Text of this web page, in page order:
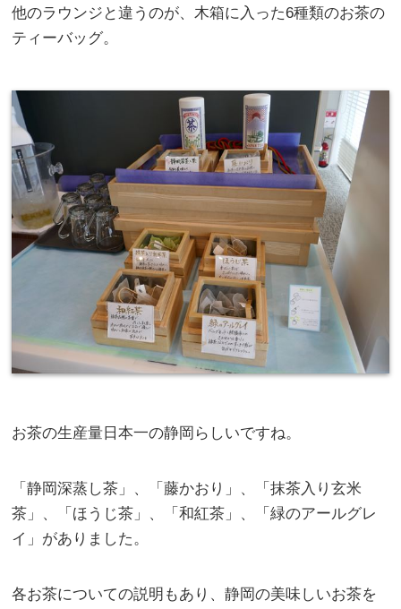
他のラウンジと違うのが、木箱に入った6種類のお茶の
ティーバッグ。
お茶の生産量日本一の静岡らしいですね。
「静岡深蒸し茶」、「藤かおり」、「抹茶入り玄米
茶」、「ほうじ茶」、「和紅茶」、「緑のアールグレ
イ」がありました。
各お茶についての説明もあり、静岡の美味しいお茶を